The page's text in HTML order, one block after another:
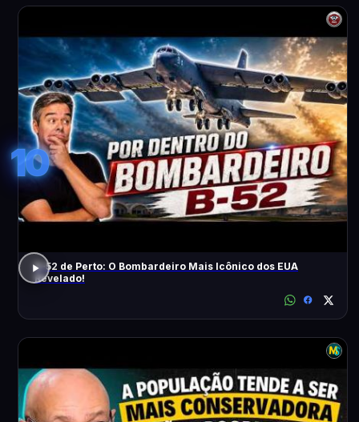
10
B-52 de Perto: O Bombardeiro Mais Icônico dos EUA
Revelado!